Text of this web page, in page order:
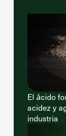
El ácido
acidez y
industria